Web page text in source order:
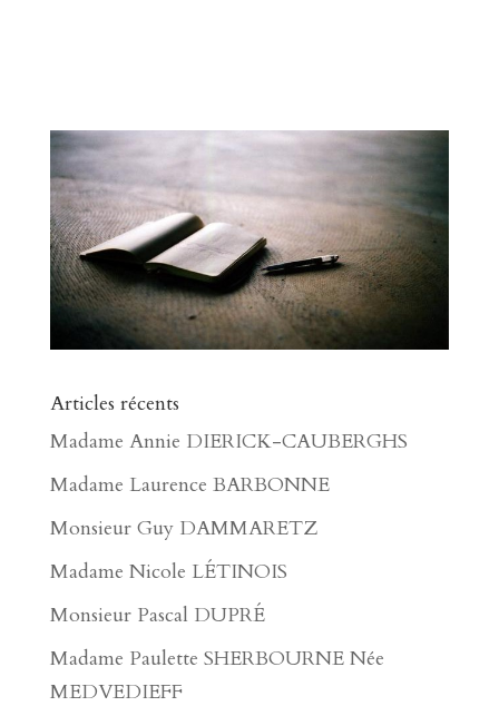
Articles récents
Madame Annie DIERICK-CAUBERGHS
Madame Laurence BARBONNE
Monsieur Guy DAMMARETZ
Madame Nicole LÉTINOIS
Monsieur Pascal DUPRÉ
Madame Paulette SHERBOURNE Née
MEDVEDIEFF